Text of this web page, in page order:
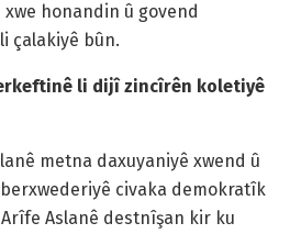
honandin û govend
çalakiyê bûn.
li dijî zincîrên koletiyê
metna daxuyaniyê xwend û
civaka demokratîk
Aslanê destnîşan kir ku